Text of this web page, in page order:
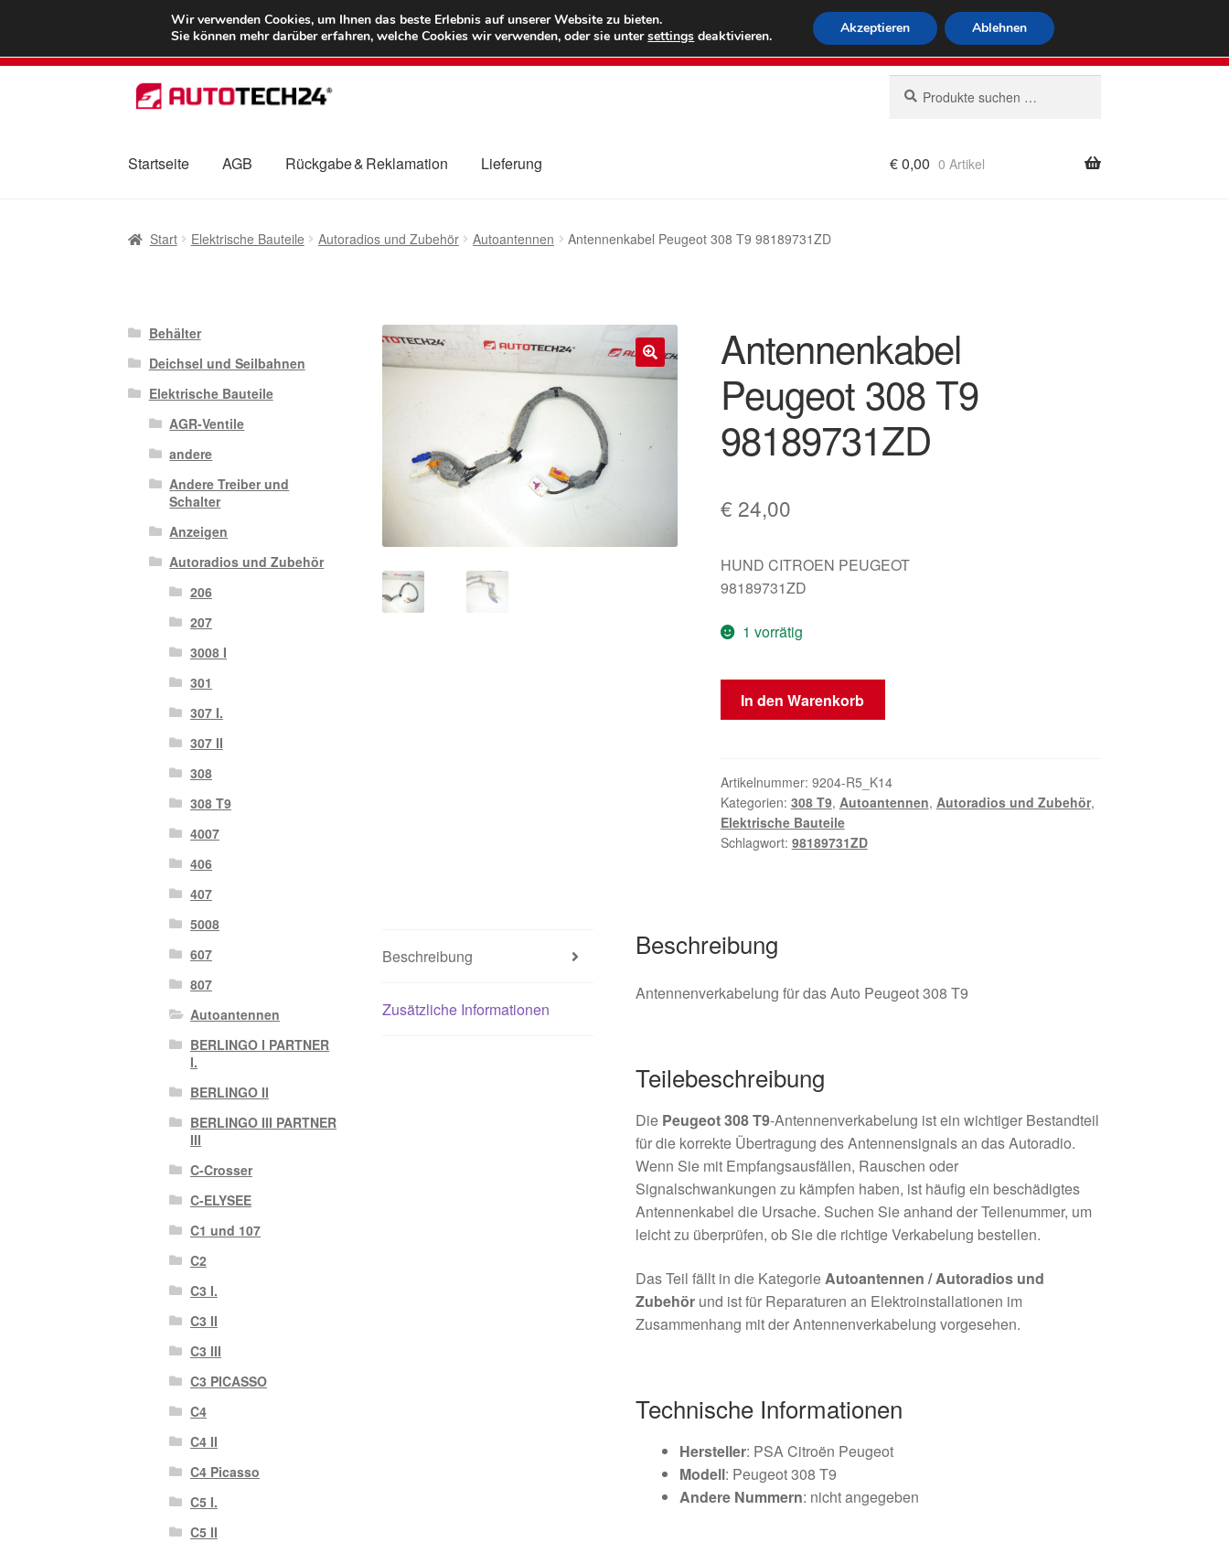
LIEFERUNG ab 6 EUR
Weltweiter Versand
(800) 500 564Mo-Fr 9-16 Uhr
Zur
Navigation
Zum
Inhalt
nach:
Startseite AGB Rückgabe & Reklamation Lieferung €0,00 0 Artikel
Start Elektrische Bauteile Autoradios und Zubehör Autoantennen Antennenkabel Peugeot 308 T9 98189731ZD
🔍
Antennenkabel
Peugeot 308 T9
98189731ZD
€ 24,00
HUND CITROEN PEUGEOT
98189731ZD
1 vorrätig
Antennenkabel
Peugeot
98189731ZD
Menge
In den Warenkorb
Artikelnummer: 9204-R5_K14
Kategorien: 308 T9, Autoantennen, Autoradios und Zubehör,
Elektrische Bauteile
Schlagwort: 98189731ZD
Beschreibung
Zusätzliche Informationen
Beschreibung
Antennenverkabelung für das Auto Peugeot 308 T9
Teilebeschreibung
Die Peugeot 308 T9-Antennenverkabelung ist ein wichtiger Bestandteil
für die korrekte Übertragung des Antennensignals an das Autoradio.
Wenn Sie mit Empfangsausfällen, Rauschen oder
Signalschwankungen zu kämpfen haben, ist häufig ein beschädigtes
Antennenkabel die Ursache. Suchen Sie anhand der Teilenummer, um
leicht zu überprüfen, ob Sie die richtige Verkabelung bestellen.
Das Teil fällt in die KategorieAutoantennen / Autoradios und
Zubehör und ist für Reparaturen an Elektroinstallationen im
Zusammenhang mit der Antennenverkabelung vorgesehen.
Technische Informationen
Hersteller: PSA Citroën Peugeot
Modell: Peugeot 308 T9
Andere Nummern: nicht angegeben
Behälter
Deichsel und Seilbahnen
Elektrische Bauteile
AGR-Ventile
andere
Andere Treiber und
Schalter
Anzeigen
Autoradios und Zubehör
206
207
3008 I
301
307 I.
307 II
308
308 T9
4007
406
407
5008
607
807
Autoantennen
BERLINGO I PARTNER
I.
BERLINGO II
BERLINGO III PARTNER
III
C-Crosser
C-ELYSEE
C1 und 107
C2
C3 I.
C3 II
C3 III
C3 PICASSO
C4
C4 II
C4 Picasso
C5 I.
C5 II
Wir verwenden Cookies, um Ihnen das beste Erlebnis auf unserer Website zu bieten.
Sie können mehr darüber erfahren, welche Cookies wir verwenden, oder sie untersettings deaktivieren. Akzeptieren Ablehnen